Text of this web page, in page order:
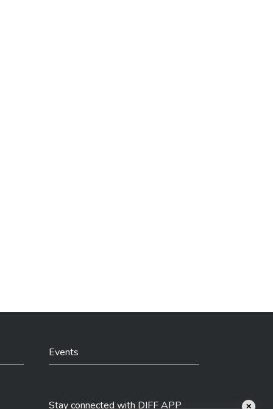
Events
Stay connected with DIFF APP ✕